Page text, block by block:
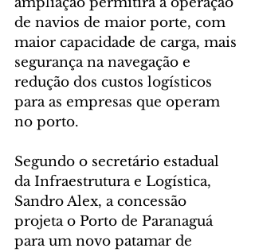
de navios de maior porte, com
maior capacidade de carga, mais
segurança na navegação e
redução dos custos logísticos
para as empresas que operam
no porto.
Segundo o secretário estadual
da Infraestrutura e Logística,
Sandro Alex, a concessão
projeta o Porto de Paranaguá
para um novo patamar de